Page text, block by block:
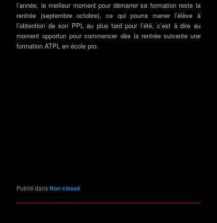
l’année, le meilleur moment pour démarrer sa formation reste la
rentrée (septembre octobre), ce qui pourra mener l’élève à
l’obtention de son PPL au plus tard pour l’été, c’est à dire au
moment opportun pour commencer dès la rentrée suivante une
formation ATPL en école pro.
Publié dansNon classé